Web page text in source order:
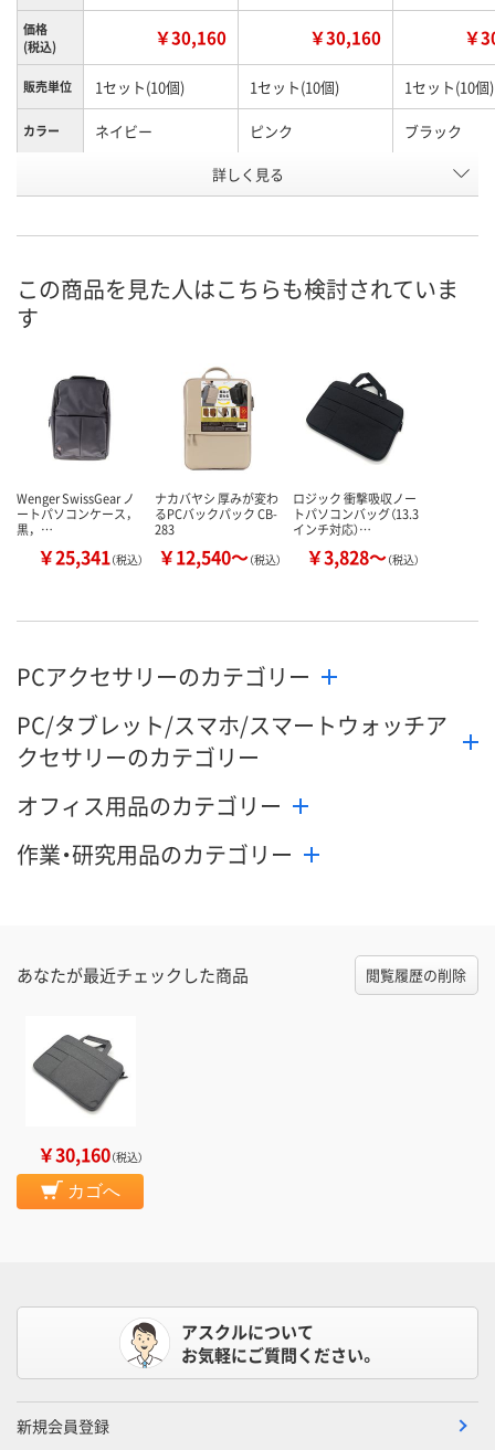
価格
(税込)
￥30,160 ￥30,160 ￥
販売単位 1セット(10個) 1セット(10個) 1セット(10個)
カラー ネイビー ピンク ブラック
KR57608 KR57605
カゴへ カゴへ
詳しく見る
この商品を見た人はこちらも検討されていま
す
Wenger SwissGear ノ
ートパソコンケース，
黒，…
￥25,341（税込）
ナカバヤシ 厚みが変わ
るPCバックパック CB-
283
￥12,540～（税込）
ロジック 衝撃吸収ノー
トパソコンバッグ（13.3
インチ対応）…
￥3,828～（税込）
PCアクセサリーのカテゴリー
PC/タブレット/スマホ/スマートウォッチア
クセサリーのカテゴリー
オフィス用品のカテゴリー
作業・研究用品のカテゴリー
あなたが最近チェックした商品 閲覧履歴の削除
￥30,160（税込）
カゴへ
アスクルについて
お気軽にご質問ください。
新規会員登録